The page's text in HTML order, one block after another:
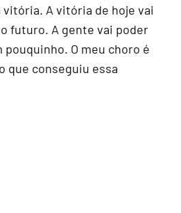
vitória. A vitória de hoje vai
futuro. A gente vai poder
O meu choro é
que conseguiu essa